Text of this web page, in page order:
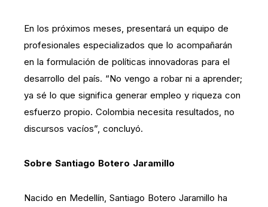
En los próximos meses, presentará un equipo de
profesionales especializados que lo acompañarán
en la formulación de políticas innovadoras para el
desarrollo del país. “No vengo a robar ni a aprender;
ya sé lo que significa generar empleo y riqueza con
esfuerzo propio. Colombia necesita resultados, no
discursos vacíos”, concluyó.
Sobre Santiago Botero Jaramillo
Nacido en Medellín, Santiago Botero Jaramillo ha